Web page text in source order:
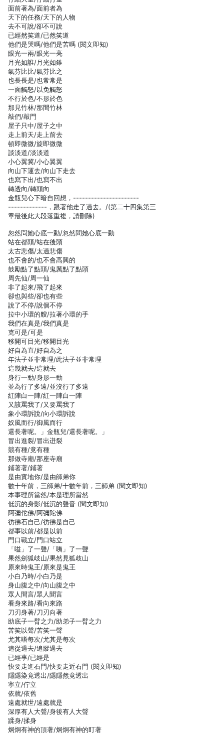
面前著為/面前者為
天下的任務/天下的人物
去不可說/卻不可說
已經然笑道/已然笑道
他們是哭嗎/他們是苦嗎 (閱文即知)
眼光一兩/眼光一亮
月光如誰/月光如錐
氣芬比比/氣芬比之
也長長是/也常常是
一面觸怒/以免觸怒
不行於色/不形於色
那見竹林/那間竹林
敲們/敲門
屋子只中/屋子之中
走上前天/走上前去
頓即微微/旋即微微
談淡道/淡淡道
小心翼冀/小心翼翼
向山下運去/向山下走去
也寫下出/也寫不出
轉透向/轉頭向
金瓶兒心下暗自回想，----------------------
-------------，跟著他走了過去。/(第二十四集第三
章最後此大段落重複，請刪除)
忽然問她心底一動/忽然間她心底一動
站在都頭/站在後頭
太古悲傷/太過悲傷
也不會的/也不會高興的
鼓勵點了點頭/鬼厲點了點頭
周先仙/周一仙
非了起來/飛了起來
卻也與些/卻也有些
說了不停/說個不停
拉中小環的艘/拉著小環的手
我們在真是/我們真是
克可是/可是
移開可目光/移開目光
好自為直/好自為之
年法子並非常理/此法子並非常理
這幾就去/這就去
身行一動/身形一動
並為行了多遠/並沒行了多遠
紅陣白一陣/紅一陣白一陣
又該罵我了/又要罵我了
象小環訴說/向小環訴說
奴風而行/御風而行
還長著呢。」金瓶兒/還長著呢。」
冒出進裂/冒出迸裂
競有種/竟有種
那做寺廟/那座寺廟
鋪著著/鋪著
是由實地你/是由師弟你
數十年前，三師弟/十數年前，三師弟 (閱文即知)
本事理所當然/本是理所當然
低沉的身影/低沉的聲音 (閱文即知)
阿彌佗佛/阿彌陀佛
彷彿石自己/彷彿是自己
都事以前/都是以前
門口戰立/門口站立
「嗌」了一聲/「咦」了一聲
果然劍狐歧山/果然見狐歧山
原來時鬼王/原來是鬼王
小白乃時/小白乃是
身山腹之中/向山腹之中
眾人間言/眾人聞言
看身來路/看向來路
刀刃身著/刀刃向著
助底子一臂之力/助弟子一臂之力
苦笑以聲/苦笑一聲
尤其嗜每次/尤其是每次
追從過去/追蹤過去
已經事/已經是
快要走進石門/快要走近石門 (閱文即知)
隱隱染竟透出/隱隱然竟透出
寧立/佇立
依就/依舊
遠處就世/遠處就是
深厚有人大聲/身後有人大聲
蹂身/揉身
炯炯有神的頂著/炯炯有神的盯著